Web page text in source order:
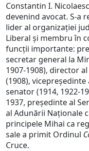
Constantin I.
devenind avocat. S-a
lider al organizației
Liberal și membru în
funcții importante:
secretar general la
1907-1908), director
(1908),
senator (1914, 1922-
1937, președinte al
al Adunării Naționale
principele Mihai ca
sale a primit Ordinul
Cruce.